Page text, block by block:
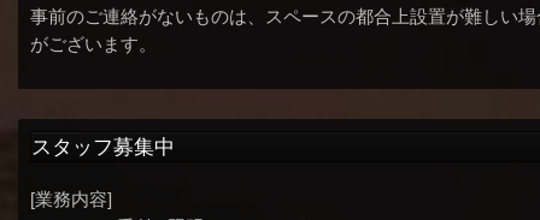
事前のご連絡がないものは、スペースの都合上設置が難しい場
がございます。
スタッフ募集中
[業務内容]